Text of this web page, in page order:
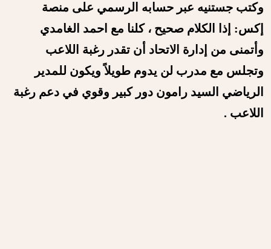
وكتب جستنيه عبر حسابه الرسمي على منصة
إكس: إذا الكلام صحيح ، كلنا مع احمد الغامدي
وأتمنى من إدارة الاتحاد أن تقدر رغبة اللاعب
وتجلس مع مدرب لن يدوم طويلاً ويكون للمدير
الرياضي السيد رامون دور كبير وقوي في دعم رغبة
اللاعب .